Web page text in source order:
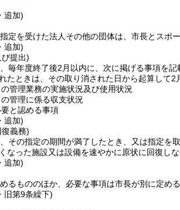
追加)
定を受けた法人その他の団体は、市長とスポ
追加)
提出)
毎年度終了後2月以内に、次に掲げる事項を
たときは、その取り消された日から起算して
管理業務の実施状況及び使用状況
管理に係る収支状況
と認める事項
追加)
義務)
その指定の期間が満了したとき、又は指定を
なった施設又は設備を速やかに原状に回復しな
追加)
るもののほか、必要な事項は市長が別に定める
旧第9条繰下)